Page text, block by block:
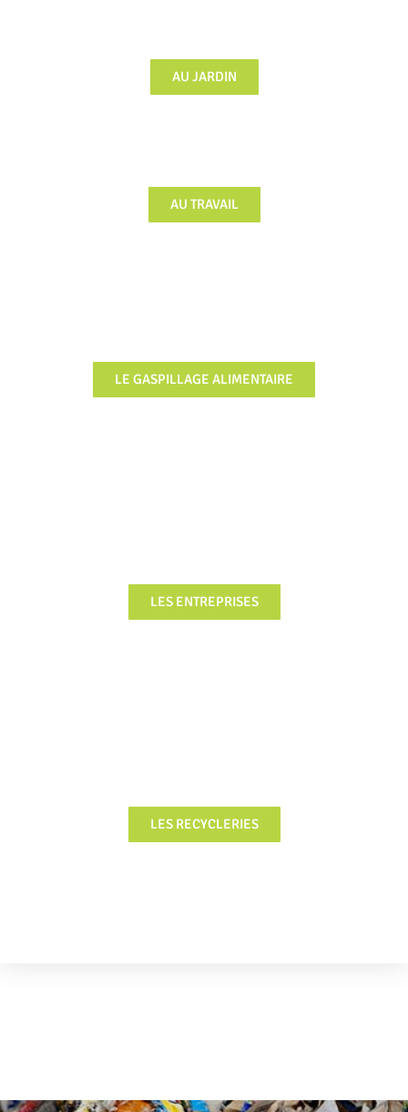
AU JARDIN
AU TRAVAIL
LE GASPILLAGE ALIMENTAIRE
LES ENTREPRISES
LES RECYCLERIES